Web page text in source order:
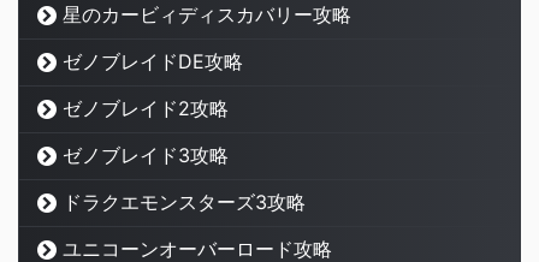
星のカービィディスカバリー攻略
ゼノブレイドDE攻略
ゼノブレイド2攻略
ゼノブレイド3攻略
ドラクエモンスターズ3攻略
ユニコーンオーバーロード攻略